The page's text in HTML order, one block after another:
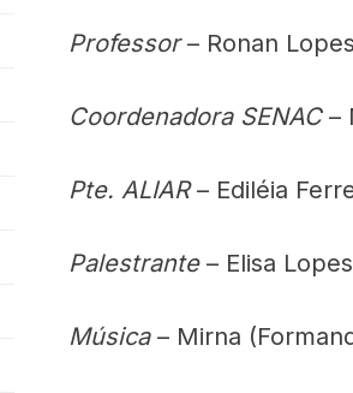
Professor– Ronan Lopes
Coordenadora SENAC–
Pte. ALIAR– Ediléia
Palestrante– Elisa
Música– Mirna